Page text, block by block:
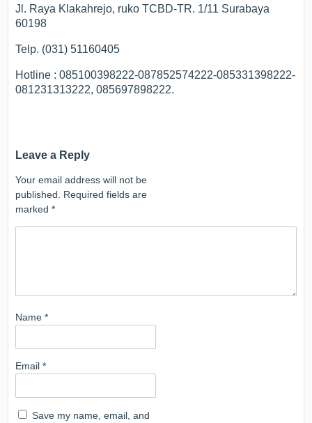
Jl. Raya Klakahrejo, ruko TCBD-TR. 1/11 Surabaya
60198
Telp. (031) 51160405
Hotline : 085100398222-087852574222-085331398222-
081231313222, 085697898222.
Leave a Reply
Your email address will not be
published. Required fields are
marked*
Name*
Email*
Save my name, email, and